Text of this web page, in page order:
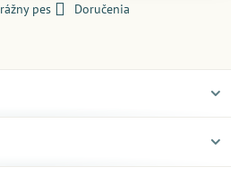
pes
Doručenia